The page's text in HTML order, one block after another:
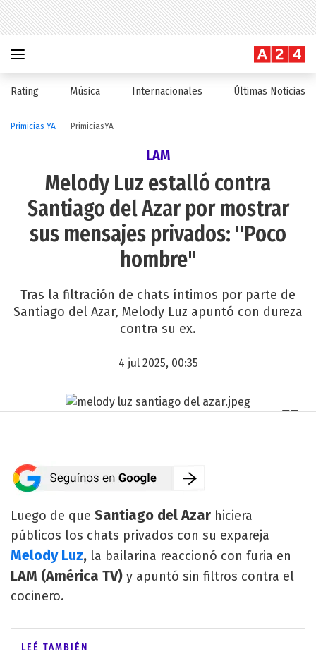
Rating Música Internacionales Últimas Noticias
Primicias YA PrimiciasYA
LAM
Melody Luz estalló contra
Santiago del Azar por mostrar
sus mensajes privados: "Poco
hombre"
Tras la filtración de chats íntimos por parte de
Santiago del Azar, Melody Luz apuntó con dureza
contra su ex.
4 jul 2025, 00:35
Luego de que Santiago del Azar hiciera
públicos los chats privados con su expareja
Melody Luz, la bailarina reaccionó con furia en
LAM (América TV) y apuntó sin filtros contra el
cocinero.
LEÉ TAMBIÉN